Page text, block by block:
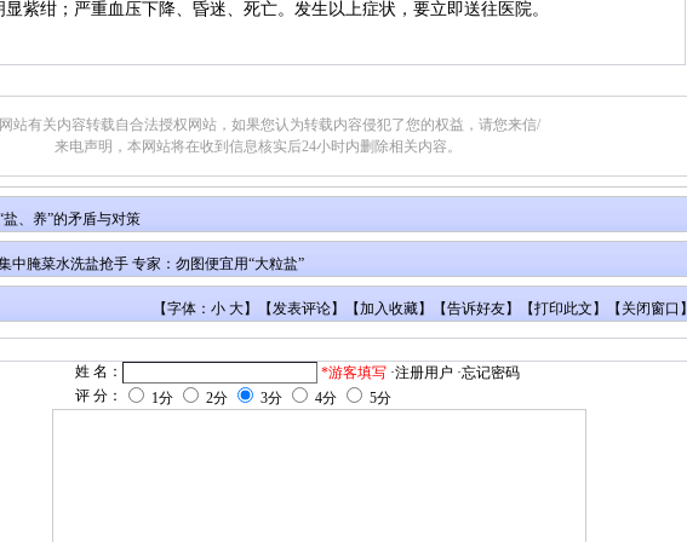
紫绀；严重血压下降、昏迷、死亡。发生以上症状，要立即送往医院。
站有关内容转载自合法授权网站，如果您认为转载内容侵犯了您的权益，请您来信/
来电声明，本网站将在收到信息核实后24小时内删除相关内容。
盐、养”的矛盾与对策
中腌菜水洗盐抢手 专家：勿图便宜用“大粒盐”
【字体：小 大】【发表评论】【加入收藏】【告诉好友】【打印此文】【关闭窗口
姓 名：
*游客填写 ·注册用户 ·忘记密码
评 分：
1分 2分 3分 4分 5分